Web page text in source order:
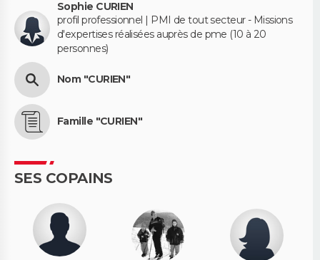
Sophie CURIEN
profil professionnel | PMI de tout secteur - Missions
d'expertises réalisées auprès de pme (10 à 20
personnes)
Nom "CURIEN"
Famille "CURIEN"
SES COPAINS